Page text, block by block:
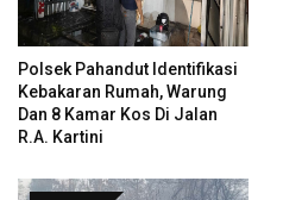
Polsek Pahandut Identifikasi
Kebakaran Rumah, Warung
Dan 8 Kamar Kos Di Jalan
R.A. Kartini